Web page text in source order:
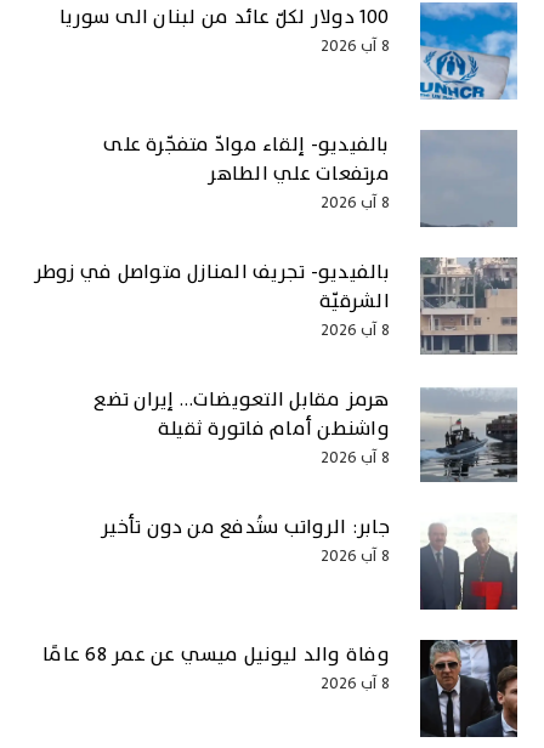
100 دولار لكلّ عائد من لبنان الى سوريا
8 آب 2026
بالفيديو- إلقاء موادّ متفجّرة على
مرتفعات علي الطاهر
8 آب 2026
بالفيديو- تجريف المنازل متواصل في زوطر
الشرقيّة
8 آب 2026
هرمز مقابل التعويضات… إيران تضع
واشنطن أمام فاتورة ثقيلة
8 آب 2026
جابر: الرواتب ستُدفع من دون تأخير
8 آب 2026
وفاة والد ليونيل ميسي عن عمر 68 عامًا
8 آب 2026